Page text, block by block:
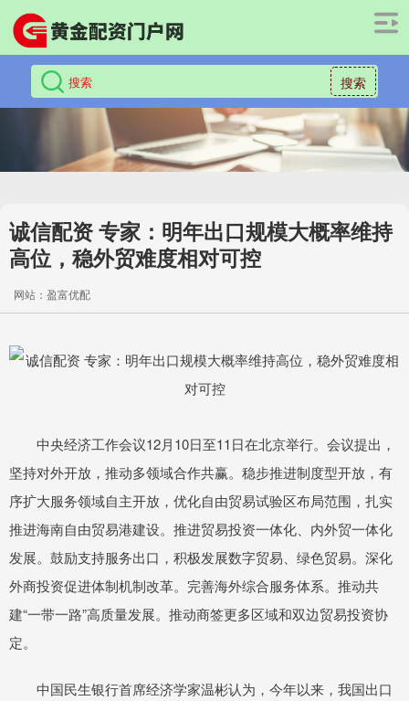
搜索
诚信配资 专家：明年出口规模大概率维持
高位，稳外贸难度相对可控
网站：盈富优配
中央经济工作会议12月10日至11日在北京举行。会议提出，
坚持对外开放，推动多领域合作共赢。稳步推进制度型开放，有
序扩大服务领域自主开放，优化自由贸易试验区布局范围，扎实
推进海南自由贸易港建设。推进贸易投资一体化、内外贸一体化
发展。鼓励支持服务出口，积极发展数字贸易、绿色贸易。深化
外商投资促进体制机制改革。完善海外综合服务体系。推动共
建“一带一路”高质量发展。推动商签更多区域和双边贸易投资协
定。
中国民生银行首席经济学家温彬认为，今年以来，我国出口